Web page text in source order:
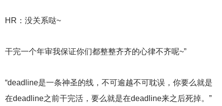
HR ：没关系哒~
干完一个年审我保证你们都整整齐齐的心律不齐呢~”
“deadline是一条神圣的线，不可逾越不可耽误，你要么就是
在deadline之前干完活，要么就是在deadline来之后死掉。”